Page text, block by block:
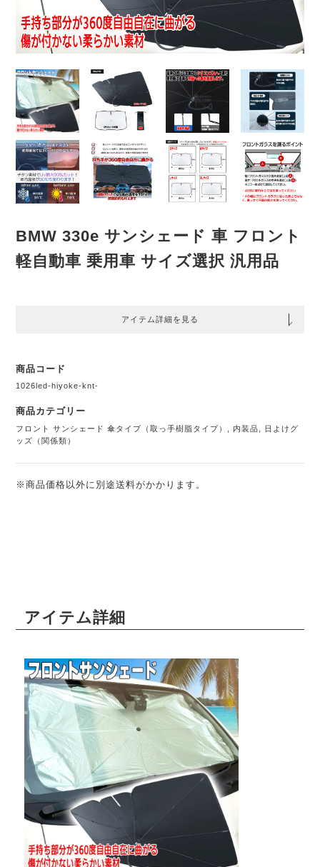
BMW 330e サンシェード 車 フロント
軽自動車 乗用車 サイズ選択 汎用品
アイテム詳細を見る
商品コード
1026led-hiyoke-knt-
商品カテゴリー
フロント サンシェード 傘タイプ（取っ手樹脂タイプ） 内装品
日よけグ
ッズ（関係類）
※商品価格以外に別途送料がかかります。
アイテム詳細